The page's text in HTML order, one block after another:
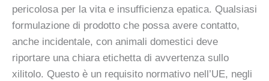
pericolosa per la vita e insufficienza epatica. Qualsiasi
formulazione di prodotto che possa avere contatto,
anche incidentale, con animali domestici deve
riportare una chiara etichetta di avvertenza sullo
xilitolo. Questo è un requisito normativo nell’UE, negli